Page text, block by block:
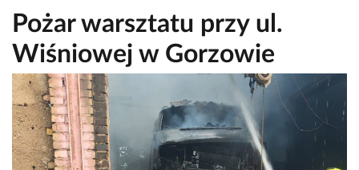
Pożar warsztatu przy ul.
Wiśniowej w Gorzowie